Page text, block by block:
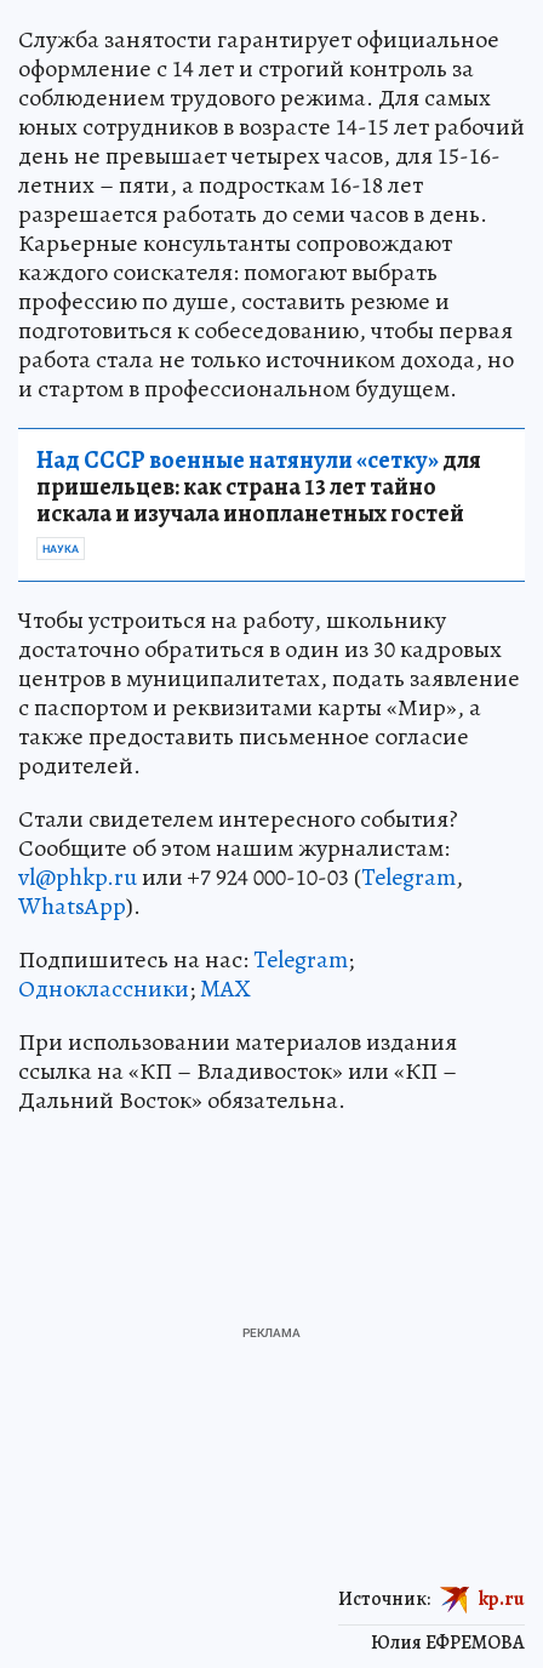
Служба занятости гарантирует официальное
оформление с 14 лет и строгий контроль за
соблюдением трудового режима. Для самых
юных сотрудников в возрасте 14-15 лет рабочий
день не превышает четырех часов, для 15-16-
летних – пяти, а подросткам 16-18 лет
разрешается работать до семи часов в день.
Карьерные консультанты сопровождают
каждого соискателя: помогают выбрать
профессию по душе, составить резюме и
подготовиться к собеседованию, чтобы первая
работа стала не только источником дохода, но
и стартом в профессиональном будущем.
Над СССР военные натянули «сетку»для
пришельцев: как страна 13 лет тайно
искала и изучала инопланетных гостей
НАУКА
Чтобы устроиться на работу, школьнику
достаточно обратиться в один из 30 кадровых
центров в муниципалитетах, подать заявление
с паспортом и реквизитами карты «Мир», а
также предоставить письменное согласие
родителей.
Стали свидетелем интересного события?
Сообщите об этом нашим журналистам:
vl@phkp.ruили +7 924 000-10-03 (Telegram,
WhatsApp).
Подпишитесь на нас:Telegram;
Одноклассники;MAX
При использовании материалов издания
ссылка на «КП – Владивосток» или «КП –
Дальний Восток» обязательна.
Юлия ЕФРЕМОВА
Источник: kp.ru